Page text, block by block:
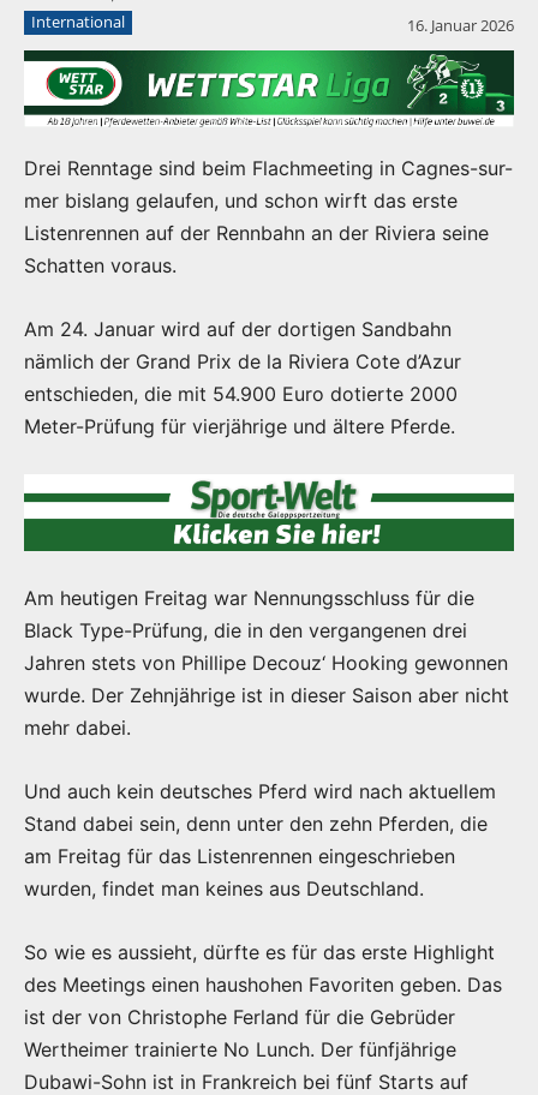
International 16. Januar 2026
Drei Renntage sind beim Flachmeeting in Cagnes-sur-
mer bislang gelaufen, und schon wirft das erste
Listenrennen auf der Rennbahn an der Riviera seine
Schatten voraus.
Am 24. Januar wird auf der dortigen Sandbahn
nämlich der Grand Prix de la Riviera Cote d’Azur
entschieden, die mit 54.900 Euro dotierte 2000
Meter-Prüfung für vierjährige und ältere Pferde.
Am heutigen Freitag war Nennungsschluss für die
Black Type-Prüfung, die in den vergangenen drei
Jahren stets von Phillipe Decouz‘ Hooking gewonnen
wurde. Der Zehnjährige ist in dieser Saison aber nicht
mehr dabei.
Und auch kein deutsches Pferd wird nach aktuellem
Stand dabei sein, denn unter den zehn Pferden, die
am Freitag für das Listenrennen eingeschrieben
wurden, findet man keines aus Deutschland.
So wie es aussieht, dürfte es für das erste Highlight
des Meetings einen haushohen Favoriten geben. Das
ist der von Christophe Ferland für die Gebrüder
Wertheimer trainierte No Lunch. Der fünfjährige
Dubawi-Sohn ist in Frankreich bei fünf Starts auf